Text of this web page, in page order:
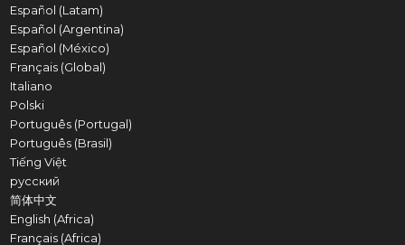
Español (Latam)
Español (Argentina)
Español (México)
Français (Global)
Italiano
Polski
Português (Portugal)
Português (Brasil)
Tiếng Việt
русский
简体中文
English (Africa)
Français (Africa)